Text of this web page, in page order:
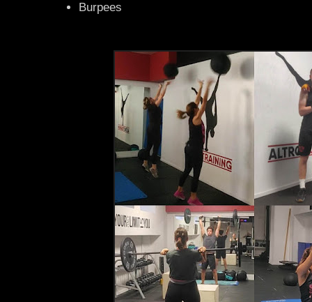
Burpees